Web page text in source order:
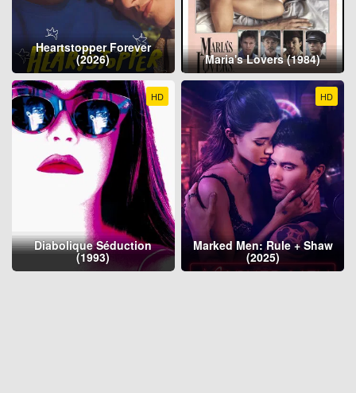
Heartstopper Forever
(2026) Maria's Lovers (1984)
HD
Diabolique Séduction
(1993)
HD
Marked Men: Rule + Shaw
(2025)